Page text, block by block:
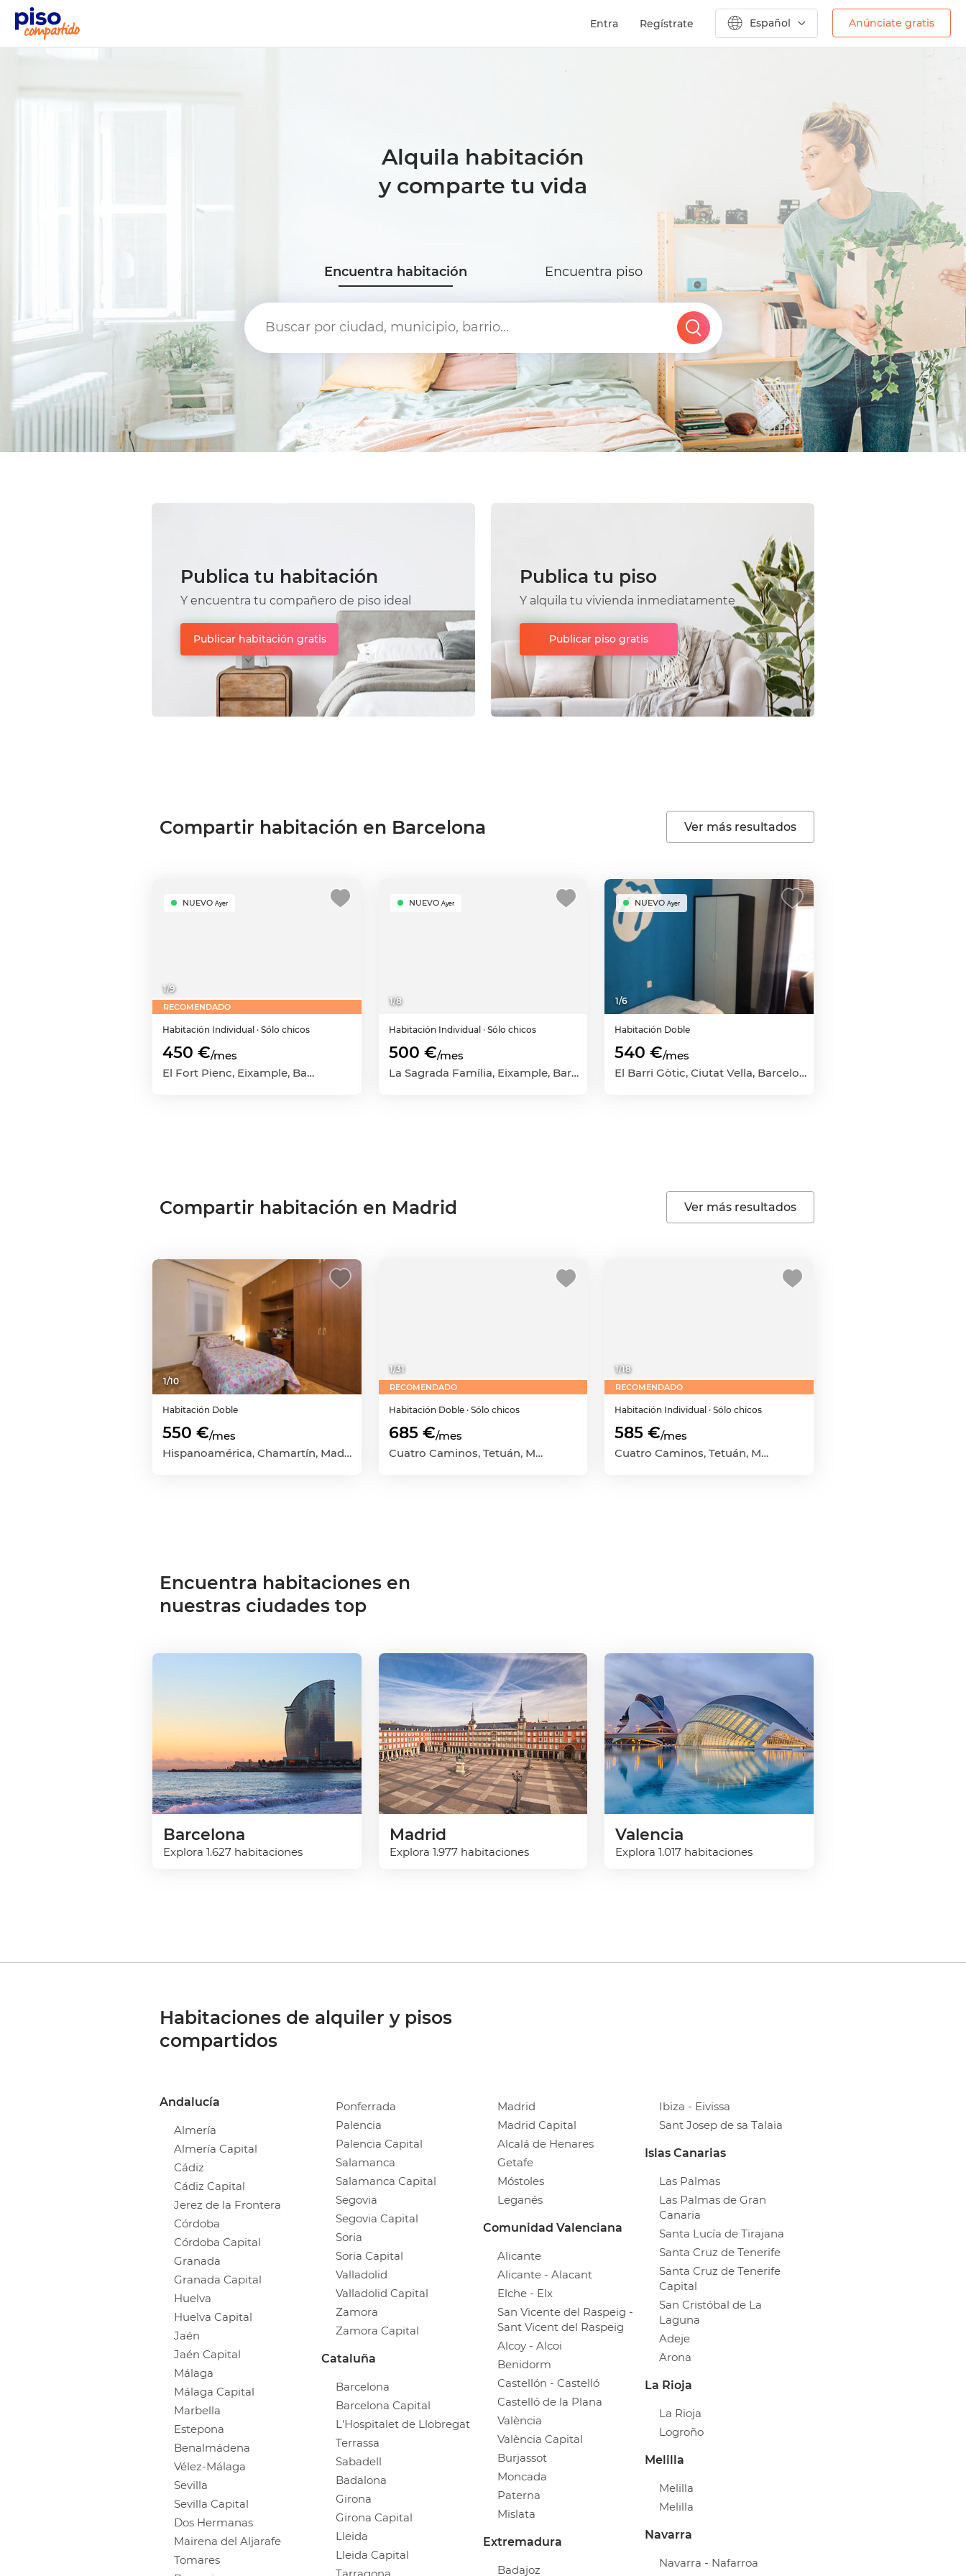
Entra Regístrate Español Anúnciate gratis
Alquila habitación
y comparte tu vida
Encuentra habitación Encuentra piso
Publica tu habitación
Y encuentra tu compañero de piso ideal
Publicar habitación gratis
Publica tu piso
Y alquila tu vivienda inmediatamente
Publicar piso gratis
Compartir habitación en Barcelona Ver más resultados
1/9
NUEVO Ayer
RECOMENDADO
Habitación Individual · Sólo chicos
450 €/mes
El Fort Pienc, Eixample, Barcelona Capital, Barcelona
1/8
NUEVO Ayer
Habitación Individual · Sólo chicos
500 €/mes
La Sagrada Família, Eixample, Barcelona Capital, Barcelona
1/6
NUEVOAyer
Habitación Doble
540 €/mes
El Barri Gòtic, Ciutat Vella, Barcelona Capital, Barcelona
Compartir habitación en Madrid Ver más resultados
1/10
Habitación Doble
550 €/mes
Hispanoamérica, Chamartín, Madrid Capital, Madrid
1/31
RECOMENDADO
Habitación Doble · Sólo chicos
685 €/mes
Cuatro Caminos, Tetuán, Madrid Capital, Madrid
1/18
RECOMENDADO
Habitación Individual · Sólo chicos
585 €/mes
Cuatro Caminos, Tetuán, Madrid Capital, Madrid
Encuentra habitaciones en
nuestras ciudades top
Barcelona
Explora 1.627 habitaciones
Madrid
Explora 1.977 habitaciones
Valencia
Explora 1.017 habitaciones
Habitaciones de alquiler y pisos
compartidos
Andalucía
Almería
Almería Capital
Cádiz
Cádiz Capital
Jerez de la Frontera
Córdoba
Córdoba Capital
Granada
Granada Capital
Huelva
Huelva Capital
Jaén
Jaén Capital
Málaga
Málaga Capital
Marbella
Estepona
Benalmádena
Vélez-Málaga
Sevilla
Sevilla Capital
Dos Hermanas
Mairena del Aljarafe
Tomares
Ponferrada
Palencia
Palencia Capital
Salamanca
Salamanca Capital
Segovia
Segovia Capital
Soria
Soria Capital
Valladolid
Valladolid Capital
Zamora
Zamora Capital
Cataluña
Barcelona
Barcelona Capital
L'Hospitalet de Llobregat
Terrassa
Sabadell
Badalona
Girona
Girona Capital
Lleida
Lleida Capital
Madrid
Madrid Capital
Alcalá de Henares
Getafe
Móstoles
Leganés
Comunidad Valenciana
Alicante
Alicante - Alacant
Elche - Elx
San Vicente del Raspeig -
Sant Vicent del Raspeig
Alcoy - Alcoi
Benidorm
Castellón - Castelló
Castelló de la Plana
València
València Capital
Burjassot
Moncada
Paterna
Mislata
Extremadura
Badajoz
Ibiza - Eivissa
Sant Josep de sa Talaia
Islas Canarias
Las Palmas
Las Palmas de Gran
Canaria
Santa Lucía de Tirajana
Santa Cruz de Tenerife
Santa Cruz de Tenerife
Capital
San Cristóbal de La
Laguna
Adeje
Arona
La Rioja
La Rioja
Logroño
Melilla
Melilla
Melilla
Navarra
Navarra - Nafarroa